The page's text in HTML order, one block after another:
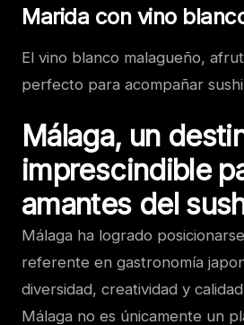
Marida con vino
El vino blanco malagueño,
perfecto para acompañar
Málaga, un
imprescindible
amantes del
Málaga ha logrado
referente en gastronomía
diversidad, creatividad y
Málaga no es únicamente un